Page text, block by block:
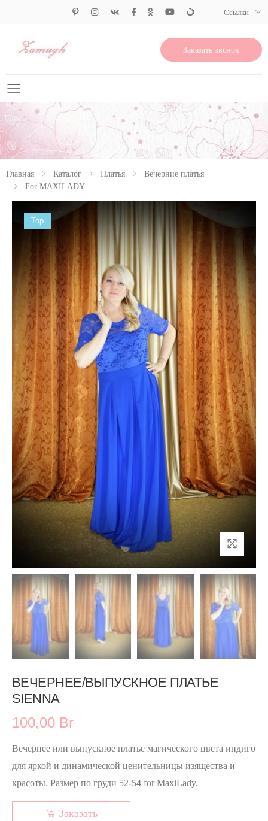
Ссылки
Заказать звонок
Свернуть меню
Главная Каталог Платья
Вечерние платья
For MAXILADY
Top
ВЕЧЕРНЕЕ/ВЫПУСКНОЕ ПЛАТЬЕ
SIENNA
100,00 Br
Вечернее или выпускное платье магического цвета индиго
для яркой и динамической ценительницы изящества и
красоты. Размер по груди 52-54 for MaxiLady.
Заказать